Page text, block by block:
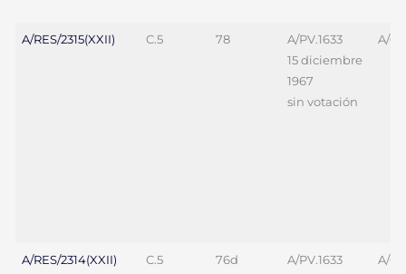
A/RES/2315(XXII) C.5 78
A/PV.1633
15 diciembre
1967
sin votación
A/
A/RES/2314(XXII) C.5 76d
A/PV.1633
A/